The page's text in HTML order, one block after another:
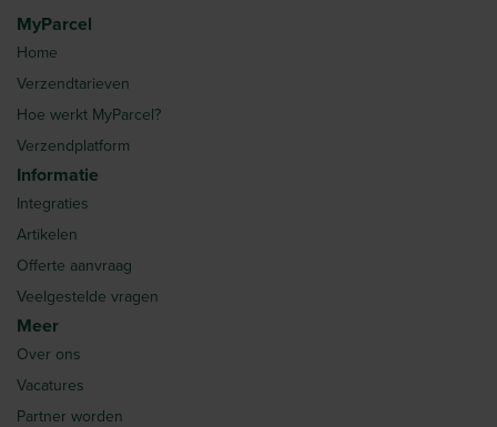
MyParcel
Home
Verzendtarieven
Hoe werkt MyParcel?
Verzendplatform
Informatie
Integraties
Artikelen
Offerte aanvraag
Veelgestelde vragen
Meer
Over ons
Vacatures
Partner worden